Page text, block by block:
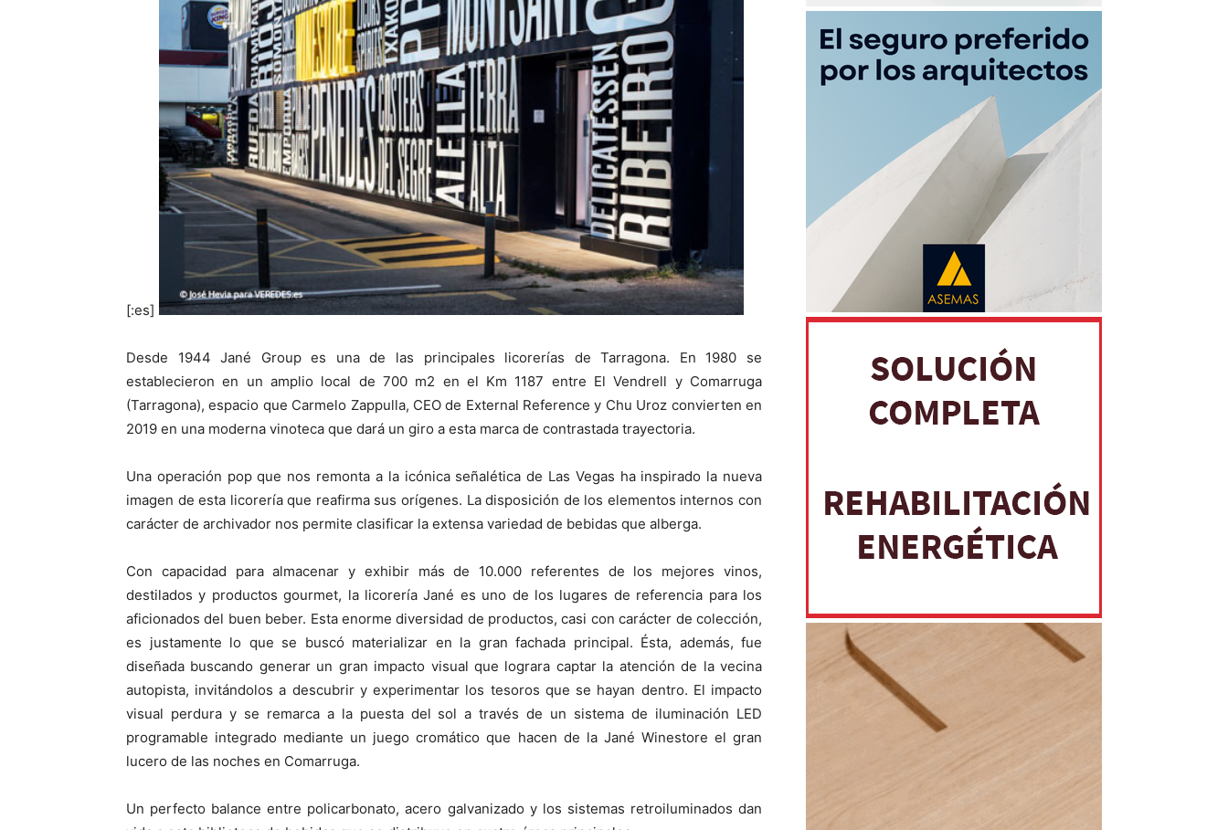
[:es]
Desde 1944 Jané Group es una de las principales licorerías de Tarragona. En 1980 se
establecieron en un amplio local de 700 m2 en el Km 1187 entre El Vendrell y Comarruga
(Tarragona), espacio que Carmelo Zappulla, CEO de External Reference y Chu Uroz convierten en
2019 en una moderna vinoteca que dará un giro a esta marca de contrastada trayectoria.
Una operación pop que nos remonta a la icónica señalética de Las Vegas ha inspirado la nueva
imagen de esta licorería que reafirma sus orígenes. La disposición de los elementos internos con
carácter de archivador nos permite clasificar la extensa variedad de bebidas que alberga.
Con capacidad para almacenar y exhibir más de 10.000 referentes de los mejores vinos,
destilados y productos gourmet, la licorería Jané es uno de los lugares de referencia para los
aficionados del buen beber. Esta enorme diversidad de productos, casi con carácter de colección,
es justamente lo que se buscó materializar en la gran fachada principal. Ésta, además, fue
diseñada buscando generar un gran impacto visual que lograra captar la atención de la vecina
autopista, invitándolos a descubrir y experimentar los tesoros que se hayan dentro. El impacto
visual perdura y se remarca a la puesta del sol a través de un sistema de iluminación LED
programable integrado mediante un juego cromático que hacen de la Jané Winestore el gran
lucero de las noches en Comarruga.
Un perfecto balance entre policarbonato, acero galvanizado y los sistemas retroiluminados dan